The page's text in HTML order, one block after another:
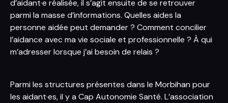
d’aidant·e réalisée, il s’agit ensuite de se retrouver
parmi la masse d’informations. Quelles aides la
personne aidée peut demander ? Comment concilier
l’aidance avec ma vie sociale et professionnelle ? À qui
m’adresser lorsque j’ai besoin de relais ?
Parmi les structures présentes dans le Morbihan pour
les aidant·es, il y a Cap Autonomie Santé. L’association